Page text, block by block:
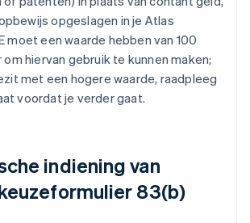
opgeslagen in je Atlas
moet een waarde hebben van 100
hiervan gebruik te kunnen maken;
met een hogere waarde, raadpleeg
voordat je verder gaat.
indiening van
83(b)